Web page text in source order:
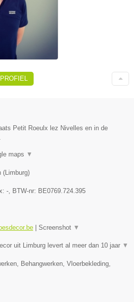
Petit Roeulx lez Nivelles en in de
maps ▼
(Limburg)
-, BTW-nr: BE0769.724.395
Screenshot ▼
uit Limburg levert al meer dan 10 jaar ▼
Behangwerken, Vloerbekleding,